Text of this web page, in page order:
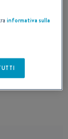
per
Venezia
del
di punta
informativa sulla